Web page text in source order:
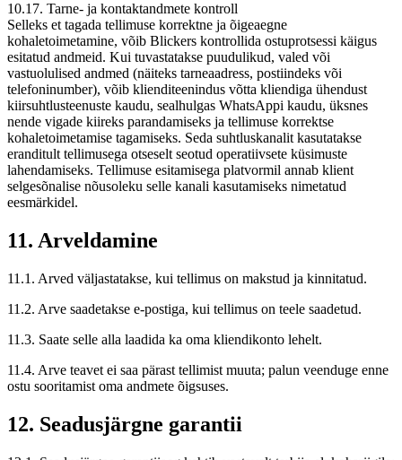
10.17. Tarne- ja kontaktandmete kontroll
Selleks et tagada tellimuse korrektne ja õigeaegne
kohaletoimetamine, võib Blickers kontrollida ostuprotsessi käigus
esitatud andmeid. Kui tuvastatakse puudulikud, valed või
vastuolulised andmed (näiteks tarneaadress, postiindeks või
telefoninumber), võib klienditeenindus võtta kliendiga ühendust
kiirsuhtlusteenuste kaudu, sealhulgas WhatsAppi kaudu, üksnes
nende vigade kiireks parandamiseks ja tellimuse korrektse
kohaletoimetamise tagamiseks. Seda suhtluskanalit kasutatakse
eranditult tellimusega otseselt seotud operatiivsete küsimuste
lahendamiseks. Tellimuse esitamisega platvormil annab klient
selgesõnalise nõusoleku selle kanali kasutamiseks nimetatud
eesmärkidel.
11. Arveldamine
11.1. Arved väljastatakse, kui tellimus on makstud ja kinnitatud.
11.2. Arve saadetakse e-postiga, kui tellimus on teele saadetud.
11.3. Saate selle alla laadida ka oma kliendikonto lehelt.
11.4. Arve teavet ei saa pärast tellimist muuta; palun veenduge enne
ostu sooritamist oma andmete õigsuses.
12. Seadusjärgne garantii